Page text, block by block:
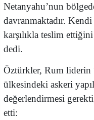
Netanyahu’nun
davranmaktadır.
karşılıkla teslim
dedi.
Öztürkler, Rum liderin
ülkesindeki askeri
değerlendirmesi
etti: